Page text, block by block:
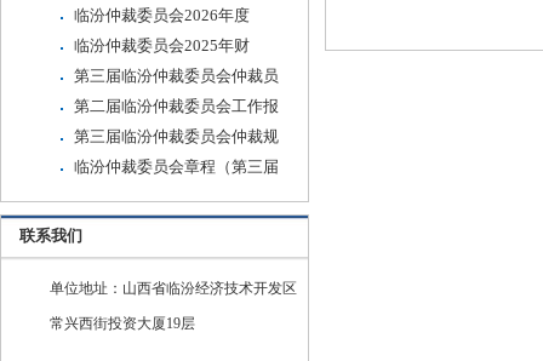
临汾仲裁委员会2026年度
临汾仲裁委员会2025年财
第三届临汾仲裁委员会仲裁员
第二届临汾仲裁委员会工作报
第三届临汾仲裁委员会仲裁规
临汾仲裁委员会章程（第三届
联系我们
单位地址：山西省临汾经济技术开发区
常兴西街投资大厦19层